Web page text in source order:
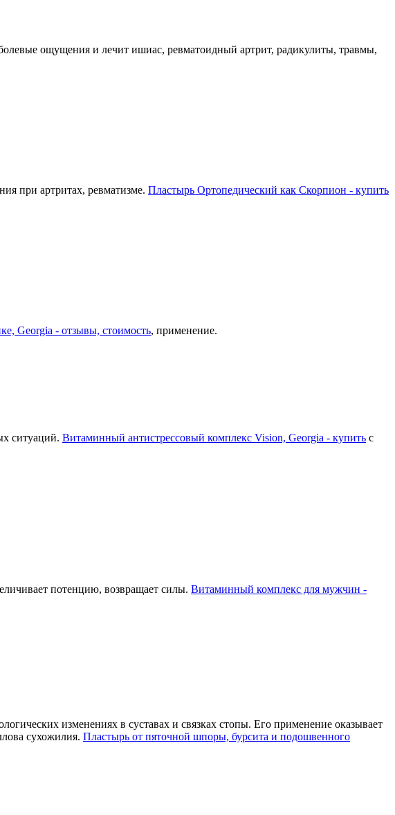
ощущения и лечит ишиас, ревматоидный артрит, радикулиты, травмы,
при артритах, ревматизме. Пластырь Ортопедический как Скорпион - купить
Georgia - отзывы, стоимость, применение.
ситуаций. Витаминный антистрессовый комплекс Vision, Georgia - купить с
потенцию, возвращает силы. Витаминный комплекс для мужчин -
изменениях в суставах и связках стопы. Его применение оказывает
сухожилия. Пластырь от пяточной шпоры, бурсита и подошвенного